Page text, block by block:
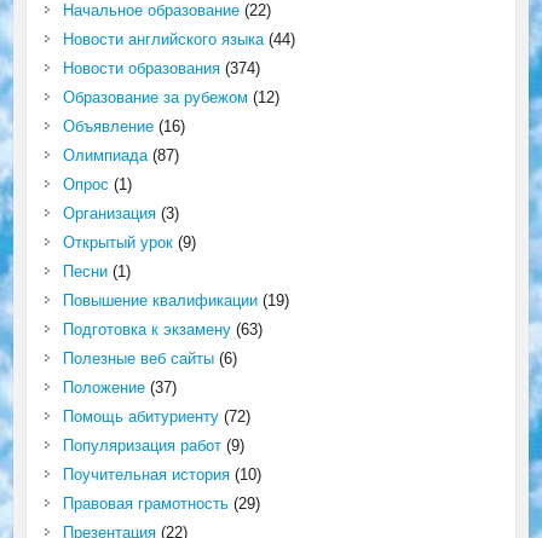
Начальное образование(22)
Новости английского языка(44)
Новости образования(374)
Образование за рубежом (12)
Объявление(16)
Олимпиада(87)
Опрос (1)
Организация(3)
Открытый урок(9)
Песни(1)
Повышение квалификации(19)
Подготовка к экзамену(63)
Полезные веб сайты(6)
Положение(37)
Помощь абитуриенту(72)
Популяризация работ(9)
Поучительная история(10)
Правовая грамотность(29)
Презентация(22)